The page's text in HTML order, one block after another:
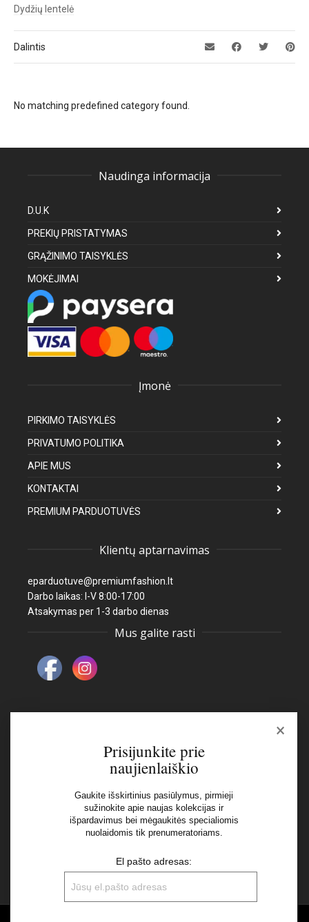
Dydžių lentelė
Dalintis
No matching predefined category found.
Naudinga informacija
D.U.K
PREKIŲ PRISTATYMAS
GRĄŽINIMO TAISYKLĖS
MOKĖJIMAI
Įmonė
PIRKIMO TAISYKLĖS
PRIVATUMO POLITIKA
APIE MUS
KONTAKTAI
PREMIUM PARDUOTUVĖS
Klientų aptarnavimas
eparduotuve@premiumfashion.lt
Darbo laikas: I-V 8:00-17:00
Atsakymas per 1-3 darbo dienas
Mus galite rasti
Naujienlaiškis
Aš perskaičiau ir sutinku su Privatumo Politikos
×
Prisijunkite prie
naujienlaiškio
Gaukite išskirtinius pasiūlymus, pirmieji
sužinokite apie naujas kolekcijas ir
išpardavimus bei mėgaukitės specialiomis
nuolaidomis tik prenumeratoriams.
El pašto adresas: